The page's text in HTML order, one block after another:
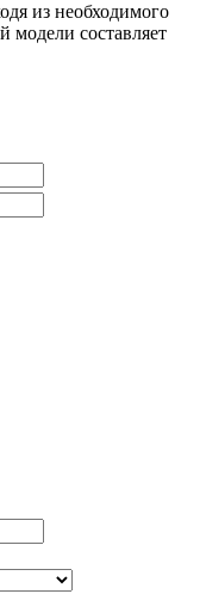
из необходимого
модели составляет